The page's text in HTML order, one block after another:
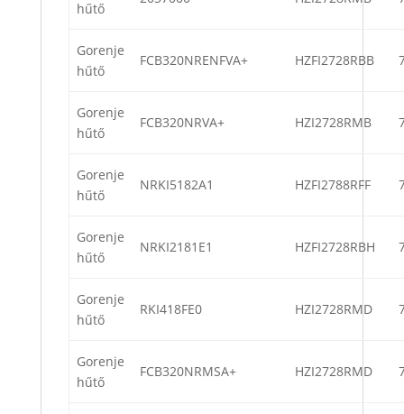
hűtő
Gorenje
hűtő
FCB320NRENFVA+ HZFI2728RBB
Gorenje
hűtő
FCB320NRVA+ HZI2728RMB
Gorenje
hűtő
NRKI5182A1 HZFI2788RFF
Gorenje
hűtő
NRKI2181E1 HZFI2728RBH
Gorenje
hűtő
RKI418FE0 HZI2728RMD
Gorenje
hűtő
FCB320NRMSA+ HZI2728RMD